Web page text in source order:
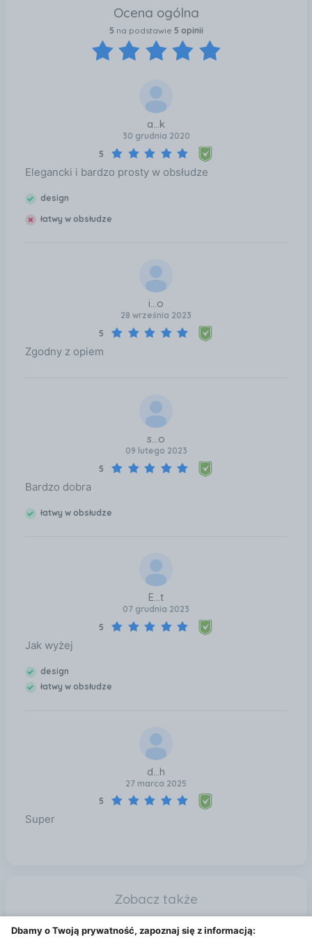
Ocena ogólna
5 na podstawie 5 opinii
a...k
30 grudnia 2020
5
Elegancki i bardzo prosty w obsłudze
design
łatwy w obsłudze
i...o
28 września 2023
5
Zgodny z opiem
s...o
09 lutego 2023
5
Bardzo dobra
łatwy w obsłudze
E...t
07 grudnia 2023
5
Jak wyżej
design
łatwy w obsłudze
d...h
27 marca 2025
5
Super
Zobacz także
Dbamy o Twoją prywatność, zapoznaj się z informacją: